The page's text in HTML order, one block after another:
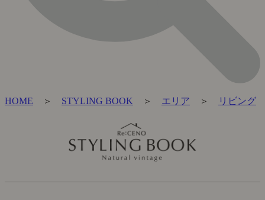
HOME ＞ STYLING BOOK ＞ エリア ＞ リビング